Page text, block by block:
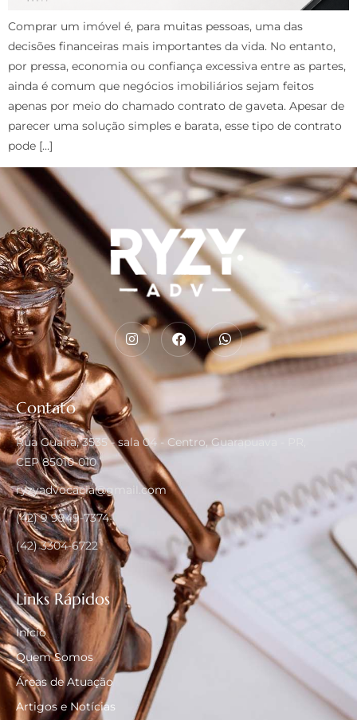
Comprar um imóvel é, para muitas pessoas, uma das
decisões financeiras mais importantes da vida. No entanto,
por pressa, economia ou confiança excessiva entre as partes,
ainda é comum que negócios imobiliários sejam feitos
apenas por meio do chamado contrato de gaveta. Apesar de
parecer uma solução simples e barata, esse tipo de contrato
pode […]
Contato
Rua Guaíra, 3535 - sala 04 - Centro, Guarapuava - PR,
CEP 85010-010
ryzyadvocacia@gmail.com
(42) 9 9949-7374
(42) 3304-6722
Links Rápidos
Início
Quem Somos
Áreas de Atuação
Artigos e Notícias